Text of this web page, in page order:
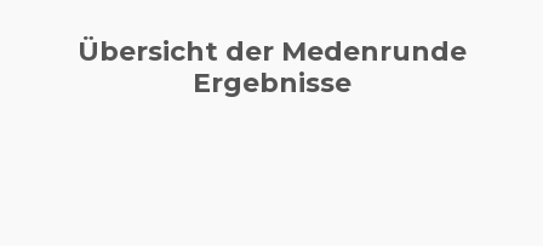
Übersicht der Medenrunde
Ergebnisse